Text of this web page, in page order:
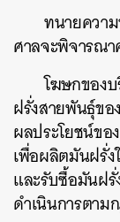
ทนายควา
ศาลจะพิจารณ
โฆษกของ
ฝรั่งสายพันธุ์ข
ผลประโยชน์ข
เพื่อผลิตมันฝรั่
และรับซื้อมันฝ
ดำเนินการตา